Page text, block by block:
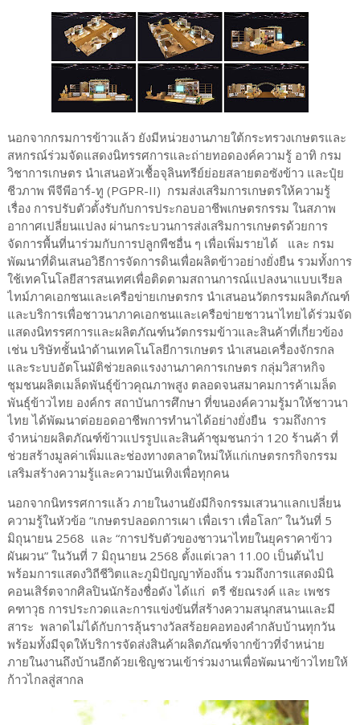
นอกจากกรมการข้าวแล้ว ยังมีหน่วยงานภายใต้กระทรวงเกษตรและ
สหกรณ์ร่วมจัดแสดงนิทรรศการและถ่ายทอดองค์ความรู้ อาทิ กรม
วิชาการเกษตร นำเสนอหัวเชื้อจุลินทรีย์ย่อยสลายตอซังข้าว และปุ๋ย
ชีวภาพ พีจีพีอาร์-ทู (PGPR-II) กรมส่งเสริมการเกษตรให้ความรู้
เรื่อง การปรับตัวตั้งรับกับการประกอบอาชีพเกษตรกรรม ในสภาพ
อากาศเปลี่ยนแปลง ผ่านกระบวนการส่งเสริมการเกษตรด้วยการ
จัดการพื้นที่นาร่วมกับการปลูกพืชอื่น ๆ เพื่อเพิ่มรายได้ และ กรม
พัฒนาที่ดินเสนอวิธีการจัดการดินเพื่อผลิตข้าวอย่างยั่งยืน รวมทั้งการ
ใช้เทคโนโลยีสารสนเทศเพื่อติดตามสถานการณ์แปลงนาแบบเรียล
ไทม์ภาคเอกชนและเครือข่ายเกษตรกร นำเสนอนวัตกรรมผลิตภัณฑ์
และบริการเพื่อชาวนาภาคเอกชนและเครือข่ายชาวนาไทยได้ร่วมจัด
แสดงนิทรรศการและผลิตภัณฑ์นวัตกรรมข้าวและสินค้าที่เกี่ยวข้อง
เช่น บริษัทชั้นนำด้านเทคโนโลยีการเกษตร นำเสนอเครื่องจักรกล
และระบบอัตโนมัติช่วยลดแรงงานภาคการเกษตร กลุ่มวิสาหกิจ
ชุมชนผลิตเมล็ดพันธุ์ข้าวคุณภาพสูง ตลอดจนสมาคมการค้าเมล็ด
พันธุ์ข้าวไทย องค์กร สถาบันการศึกษา ที่ขนองค์ความรู้มาให้ชาวนา
ไทย ได้พัฒนาต่อยอดอาชีพการทำนาได้อย่างยั่งยืน รวมถึงการ
จำหน่ายผลิตภัณฑ์ข้าวแปรรูปและสินค้าชุมชนกว่า 120 ร้านค้า ที่
ช่วยสร้างมูลค่าเพิ่มและช่องทางตลาดใหม่ให้แก่เกษตรกรกิจกรรม
เสริมสร้างความรู้และความบันเทิงเพื่อทุกคน
นอกจากนิทรรศการแล้ว ภายในงานยังมีกิจกรรมเสวนาแลกเปลี่ยน
ความรู้ในหัวข้อ “เกษตรปลอดการเผา เพื่อเรา เพื่อโลก” ในวันที่ 5
มิถุนายน 2568 และ “การปรับตัวของชาวนาไทยในยุคราคาข้าว
ผันผวน” ในวันที่ 7 มิถุนายน 2568 ตั้งแต่เวลา 11.00 เป็นต้นไป
พร้อมการแสดงวิถีชีวิตและภูมิปัญญาท้องถิ่น รวมถึงการแสดงมินิ
คอนเสิร์ตจากศิลปินนักร้องชื่อดัง ได้แก่ ตรี ชัยณรงค์ และ เพชร
คฑาวุธ การประกวดและการแข่งขันที่สร้างความสนุกสนานและมี
สาระ พลาดไม่ได้กับการลุ้นรางวัลสร้อยคอทองคำกลับบ้านทุกวัน
พร้อมทั้งมีจุดให้บริการจัดส่งสินค้าผลิตภัณฑ์จากข้าวที่จำหน่าย
ภายในงานถึงบ้านอีกด้วยเชิญชวนเข้าร่วมงานเพื่อพัฒนาข้าวไทยให้
ก้าวไกลสู่สากล